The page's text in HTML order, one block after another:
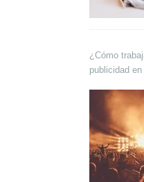
¿Cómo
publicidad